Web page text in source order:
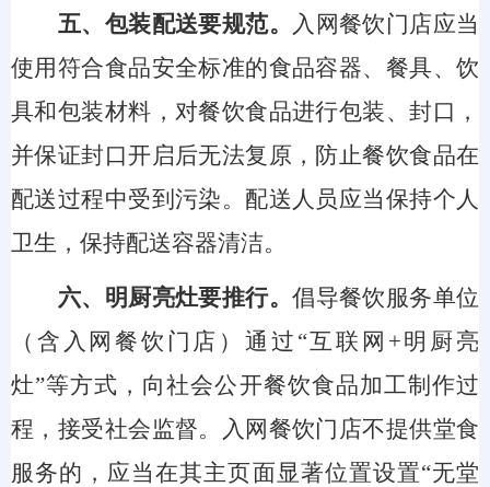
五、包装配送要规范。
入网餐饮门店应当
使用符合食品安全标准的食品容器、餐具、饮
具和包装材料，对餐饮食品进行包装、封口，
并保证封口开启后无法复原，防止餐饮食品在
配送过程中受到污染。配送人员应当保持个人
卫生，保持配送容器清洁。
六、明厨亮灶要推行。倡导餐饮服务单位
（含入网餐饮门店）通过 “互联网+明厨亮
灶”等方式，向社会公开餐饮食品加工制作过
程，接受社会监督。入网餐饮门店不提供堂食
服务的，应当在其主页面显著位置设置“无堂